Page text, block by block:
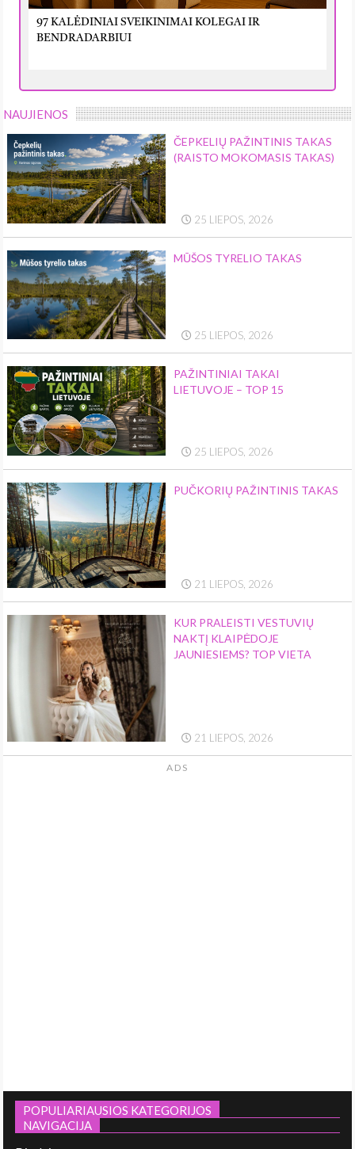
97 KALĖDINIAI SVEIKINIMAI KOLEGAI IR
BENDRADARBIUI
NAUJIENOS
ČEPKELIŲ PAŽINTINIS TAKAS
(RAISTO MOKOMASIS TAKAS)
25 LIEPOS, 2026
MŪŠOS TYRELIO TAKAS
25 LIEPOS, 2026
PAŽINTINIAI TAKAI
LIETUVOJE – TOP 15
25 LIEPOS, 2026
PUČKORIŲ PAŽINTINIS TAKAS
21 LIEPOS, 2026
KUR PRALEISTI VESTUVIŲ
NAKTĮ KLAIPĖDOJE
JAUNIESIEMS? TOP VIETA
21 LIEPOS, 2026
ADS
POPULIARIAUSIOS KATEGORIJOS
NAVIGACIJA